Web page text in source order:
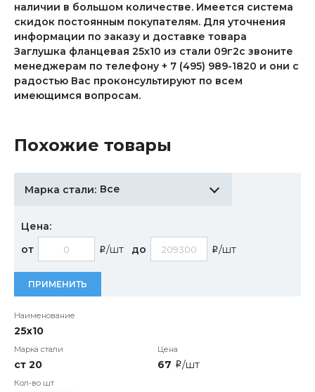
наличии в большом количестве. Имеется система
скидок постоянным покупателям. Для уточнения
информации по заказу и доставке товара
Заглушка фланцевая 25х10 из стали 09г2с звоните
менеджерам по телефону + 7 (495) 989-1820 и они с
радостью Вас проконсультируют по всем
имеющимся вопросам.
Похожие товары
Марка стали: Все
Цена:
от
i/шт до i/шт
ПРИМЕНИТЬ
25х10
ст 20 67 i/шт